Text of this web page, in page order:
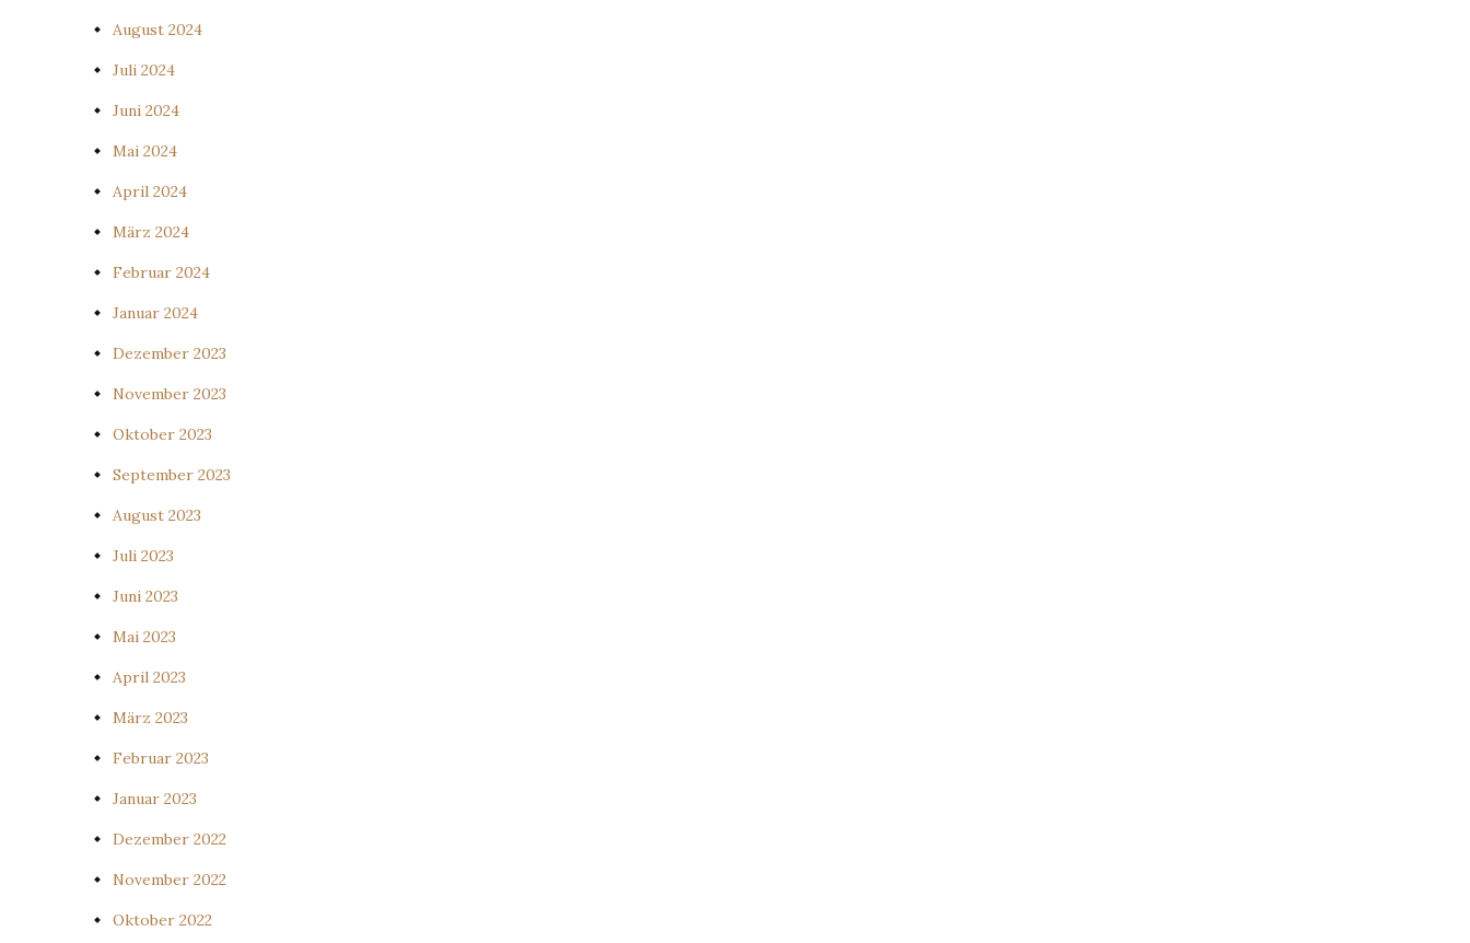
August 2024
Juli 2024
Juni 2024
Mai 2024
April 2024
März 2024
Februar 2024
Januar 2024
Dezember 2023
November 2023
Oktober 2023
September 2023
August 2023
Juli 2023
Juni 2023
Mai 2023
April 2023
März 2023
Februar 2023
Januar 2023
Dezember 2022
November 2022
Oktober 2022